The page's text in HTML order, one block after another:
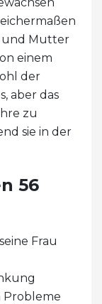
und Mutter
einem
der
aber das
zu
sie in der
56
Frau
Probleme